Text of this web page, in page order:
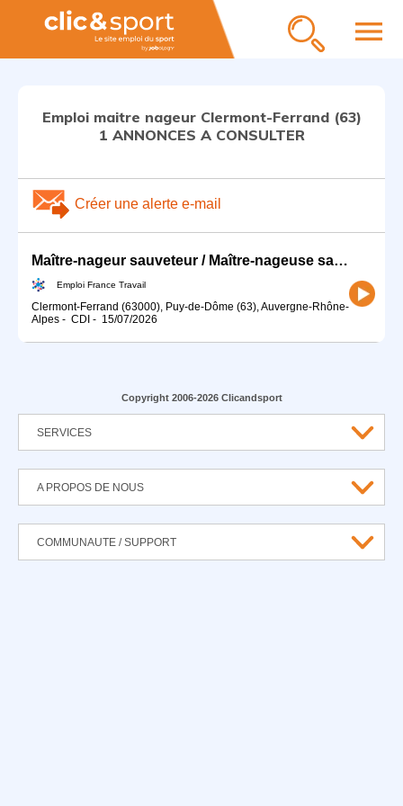
menu
Emploi maitre nageur Clermont-Ferrand (63)
1 ANNONCES A CONSULTER
Créer une alerte e-mail
Maître-nageur sauveteur / Maître-nageuse sauveteuse (H/F)
Emploi France Travail
Clermont-Ferrand (63000), Puy-de-Dôme (63), Auvergne-Rhône-
Alpes - CDI - 15/07/2026
Copyright 2006-2026 Clicandsport
SERVICES
A PROPOS DE NOUS
COMMUNAUTE / SUPPORT